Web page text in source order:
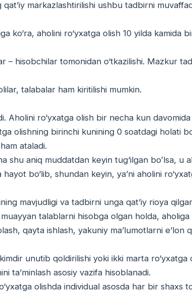
markazlashtirilishi ushbu tadbirni
ko‘ra, aholini ro‘yxatga olish 10 yilda kamida
– hisobchilar tomonidan o‘tkazilishi. Mazkur
talabalar ham kiritilishi mumkin.
Aholini ro‘yxatga olish bir necha kun davomida
olishning birinchi kunining 0 soatdagi holati
ataladi.
shu aniq muddatdan keyin tug‘ilgan boʻlsa, u
bo‘lib, shundan keyin, yaʼni aholini
mavjudligi va tadbirni unga qatʼiy rioya
talablarni hisobga olgan holda,
qayta ishlash, yakuniy maʼlumotlarni eʼlon
unutib qoldirilishi yoki ikki marta ro‘yxatga
taʼminlash asosiy vazifa hisoblanadi.
olishda individual asosda har bir shaxs